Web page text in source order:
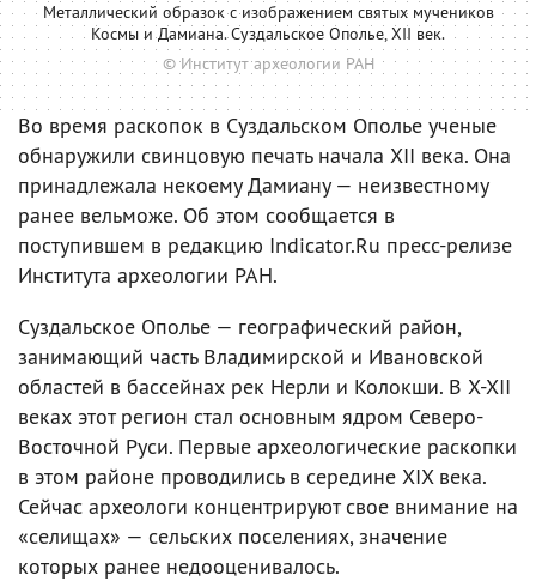
Металлический образок с изображением святых мучеников
Космы и Дамиана. Суздальское Ополье, XII век.
© Институт археологии РАН
Во время раскопок в Суздальском Ополье ученые
обнаружили свинцовую печать начала XII века. Она
принадлежала некоему Дамиану — неизвестному
ранее вельможе. Об этом сообщается в
поступившем в редакцию Indicator.Ru пресс-релизе
Института археологии РАН.
Суздальское Ополье — географический район,
занимающий часть Владимирской и Ивановской
областей в бассейнах рек Нерли и Колокши. В X-XII
веках этот регион стал основным ядром Северо-
Восточной Руси. Первые археологические раскопки
в этом районе проводились в середине XIX века.
Сейчас археологи концентрируют свое внимание на
«селищах» — сельских поселениях, значение
которых ранее недооценивалось.